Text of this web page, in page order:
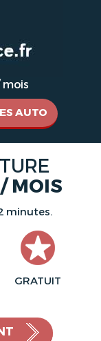
AUTO
MOIS
minutes.
GRATUIT